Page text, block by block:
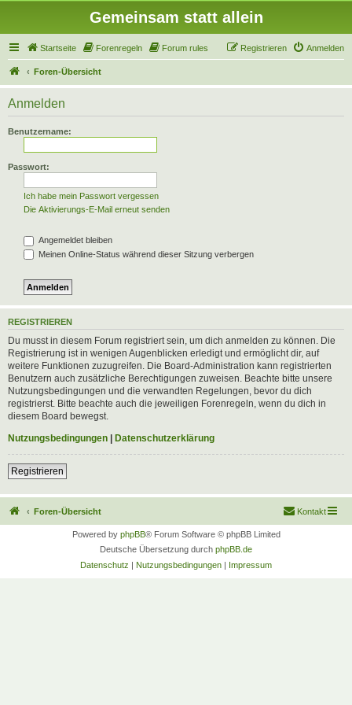
Gemeinsam statt allein
Startseite Forenregeln Forum rules Anmelden
Registrieren
Foren-Übersicht
Anmelden
Benutzername:
Passwort:
Ich habe mein Passwort vergessen
Die Aktivierungs-E-Mail erneut senden
Angemeldet bleiben
Meinen Online-Status während dieser Sitzung verbergen
REGISTRIEREN
Du musst in diesem Forum registriert sein, um dich anmelden zu können. Die
Registrierung ist in wenigen Augenblicken erledigt und ermöglicht dir, auf
weitere Funktionen zuzugreifen. Die Board-Administration kann registrierten
Benutzern auch zusätzliche Berechtigungen zuweisen. Beachte bitte unsere
Nutzungsbedingungen und die verwandten Regelungen, bevor du dich
registrierst. Bitte beachte auch die jeweiligen Forenregeln, wenn du dich in
diesem Board bewegst.
Nutzungsbedingungen | Datenschutzerklärung
Registrieren
Foren-Übersicht Kontakt
Powered by phpBB® Forum Software © phpBB Limited
Deutsche Übersetzung durch phpBB.de
Datenschutz | Nutzungsbedingungen | Impressum